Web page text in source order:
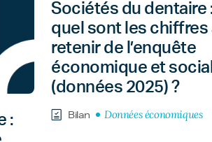
:
Sociétés du dentaire
quel sont les chiffres
retenir de l’enquête
économique et
(données 2025) ?
Bilan Données économiques